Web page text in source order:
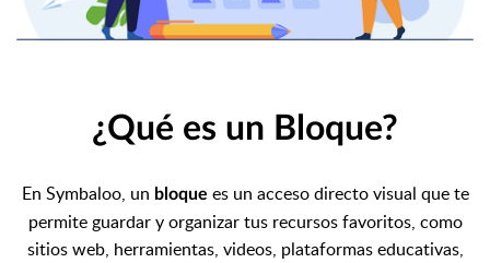
¿Qué es un Bloque?
En Symbaloo, un bloque es un acceso directo visual que te
permite guardar y organizar tus recursos favoritos, como
sitios web, herramientas, videos, plataformas educativas,